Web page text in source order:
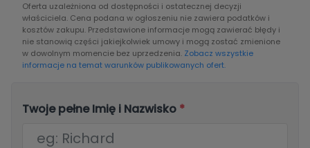
Oferta uzależniona od dostępności i ostatecznej decyzji
właściciela. Cena podana w ogłoszeniu nie zawiera podatków i
kosztów zakupu. Przedstawione informacje mogą zawierać błędy i
nie stanowią części jakiejkolwiek umowy i mogą zostać zmienione
w dowolnym momencie bez uprzedzenia. Zobacz wszystkie
informacje na temat warunków publikowanych ofert.
Twoje pełne Imię i Nazwisko *